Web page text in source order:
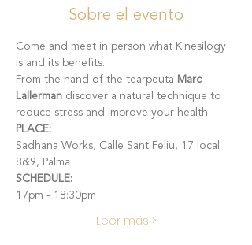
Sobre el evento
Come and meet in person what Kinesilogy
is and its benefits.
From the hand of the tearpeuta Marc
Lallerman discover a natural technique to
reduce stress and improve your health.
PLACE:
Sadhana Works, Calle Sant Feliu, 17 local
8&9, Palma
SCHEDULE:
17pm - 18:30pm
Leer más >